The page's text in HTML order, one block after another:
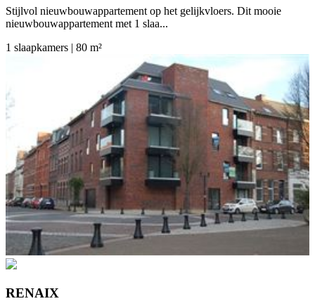
Stijlvol nieuwbouwappartement op het gelijkvloers. Dit mooie
nieuwbouwappartement met 1 slaa...
1 slaapkamers | 80 m²
RENAIX